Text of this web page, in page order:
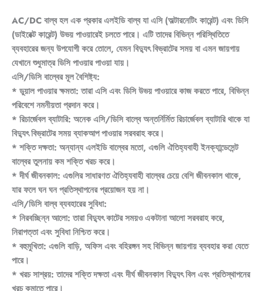
AC/DC বাল্ব হল এক প্রকার এলইডি বাল্ব যা এসি (অল্টারনেটিং কারেন্ট) এবং ডিসি
(ডাইরেক্ট কারেন্ট) উভয় পাওয়ারেই চলতে পারে। এটি তাদের বিভিন্ন পরিস্থিতিতে
ব্যবহারের জন্য উপযোগী করে তোলে, যেমন বিদ্যুৎ বিভ্রাটের সময় বা এমন জায়গায়
যেখানে শুধুমাত্র ডিসি পাওয়ার পাওয়া যায়।
এসি/ডিসি বাল্বের মূল বৈশিষ্ট্য:
* ডুয়াল পাওয়ার ক্ষমতা: তারা এসি এবং ডিসি উভয় পাওয়ারে কাজ করতে পারে, বিভিন্ন
পরিবেশে নমনীয়তা প্রদান করে।
* রিচার্জেবল ব্যাটারি: অনেক এসি/ডিসি বাল্বে অন্তর্নির্মিত রিচার্জেবল ব্যাটারি থাকে যা
বিদ্যুৎ বিভ্রাটের সময় ব্যাকআপ পাওয়ার সরবরাহ করে।
* শক্তি দক্ষতা: অন্যান্য এলইডি বাল্বের মতো, এগুলি ঐতিহ্যবাহী ইনক্যান্ডেসেন্ট
বাল্বের তুলনায় কম শক্তি খরচ করে।
* দীর্ঘ জীবনকাল: এগুলির সাধারণত ঐতিহ্যবাহী বাল্বের চেয়ে বেশি জীবনকাল থাকে,
যার ফলে ঘন ঘন প্রতিস্থাপনের প্রয়োজন হয় না।
এসি/ডিসি বাল্ব ব্যবহারের সুবিধা:
* নিরবচ্ছিন্ন আলো: তারা বিদ্যুৎ কাটের সময়ও একটানা আলো সরবরাহ করে,
নিরাপত্তা এবং সুবিধা নিশ্চিত করে।
* বহুমুখিতা: এগুলি বাড়ি, অফিস এবং বহিরঙ্গন সহ বিভিন্ন জায়গায় ব্যবহার করা যেতে
পারে।
* খরচ সাশ্রয়: তাদের শক্তি দক্ষতা এবং দীর্ঘ জীবনকাল বিদ্যুৎ বিল এবং প্রতিস্থাপনের
খরচ কমাতে পারে।